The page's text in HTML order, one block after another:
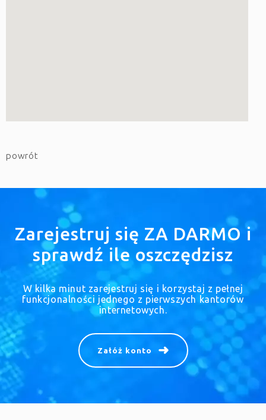
powrót
Zarejestruj się ZA DARMO i
sprawdź ile oszczędzisz
W kilka minut zarejestruj się i korzystaj z pełnej
funkcjonalności jednego z pierwszych kantorów
internetowych.
Załóż konto